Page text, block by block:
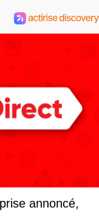
annoncé,